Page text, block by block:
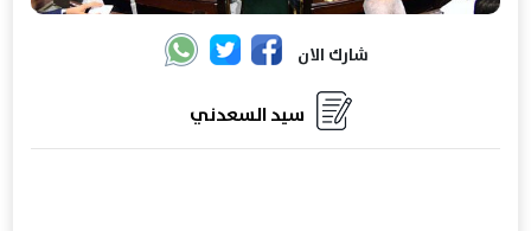
شارك الان
سيد السعدني